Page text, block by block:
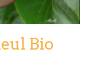
Bio